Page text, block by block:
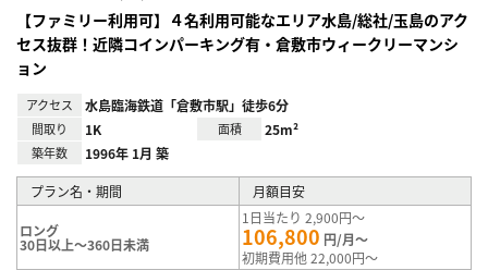
【ファミリー利用可】４名利用可能なエリア水島/総社/玉島のアク
セス抜群！近隣コインパーキング有・倉敷市ウィークリーマンシ
ョン
アクセス 水島臨海鉄道「倉敷市駅」徒歩6分
間取り 1K 面積 25m²
築年数 1996年 1月 築
プラン名・期間 月額目安
ロング
30日以上～360日未満
1日当たり 2,900円～
106,800 円/月～
初期費用他 22,000円～